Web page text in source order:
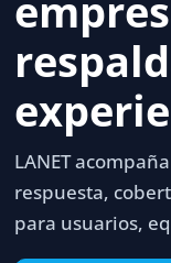
LANET
respuesta,
para usuarios,